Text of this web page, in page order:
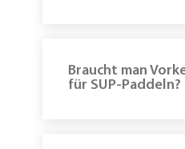
Braucht man
für SUP-Paddeln?